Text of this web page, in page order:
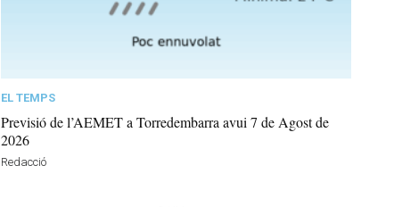
EL TEMPS
Previsió de l’AEMET a Torredembarra avui 7 de Agost de
2026
Redacció